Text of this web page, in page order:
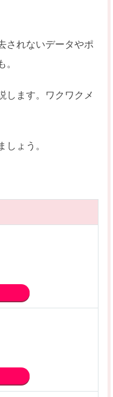
されないデータやポ
。
します。ワクワクメ
ょう。